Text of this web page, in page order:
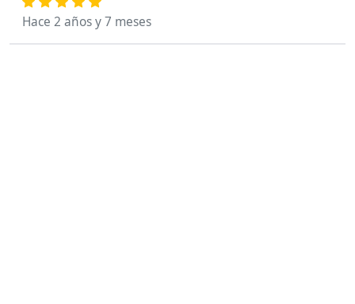
Hace 2 años y 7 meses